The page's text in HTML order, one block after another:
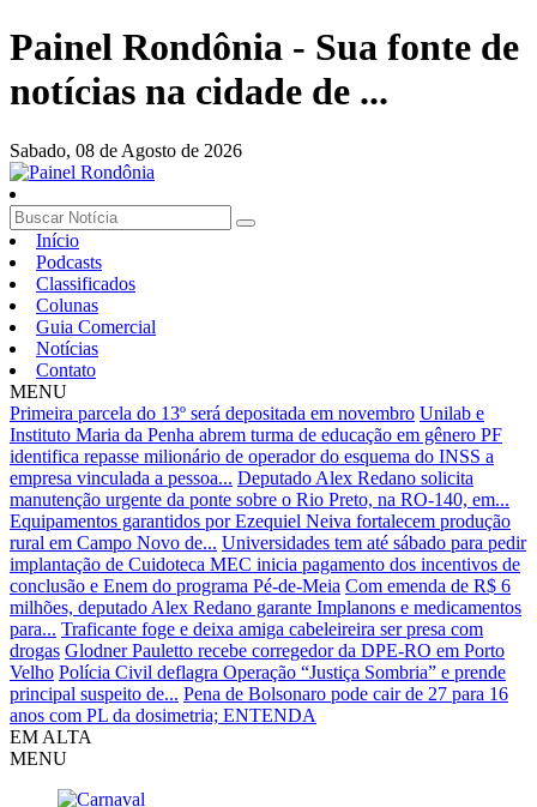
Painel Rondônia - Sua fonte de
notícias na cidade de ...
Sabado, 08 de Agosto de 2026
Início
Podcasts
Classificados
Colunas
Guia Comercial
Notícias
Contato
MENU
Primeira parcela do 13º será depositada em novembro Unilab e
Instituto Maria da Penha abrem turma de educação em gênero PF
identifica repasse milionário de operador do esquema do INSS a
empresa vinculada a pessoa... Deputado Alex Redano solicita
manutenção urgente da ponte sobre o Rio Preto, na RO-140, em...
Equipamentos garantidos por Ezequiel Neiva fortalecem produção
rural em Campo Novo de... Universidades tem até sábado para pedir
implantação de Cuidoteca MEC inicia pagamento dos incentivos de
conclusão e Enem do programa Pé-de-Meia Com emenda de R$ 6
milhões, deputado Alex Redano garante Implanons e medicamentos
para... Traficante foge e deixa amiga cabeleireira ser presa com
drogas Glodner Pauletto recebe corregedor da DPE-RO em Porto
Velho Polícia Civil deflagra Operação “Justiça Sombria” e prende
principal suspeito de... Pena de Bolsonaro pode cair de 27 para 16
anos com PL da dosimetria; ENTENDA
EM ALTA
MENU